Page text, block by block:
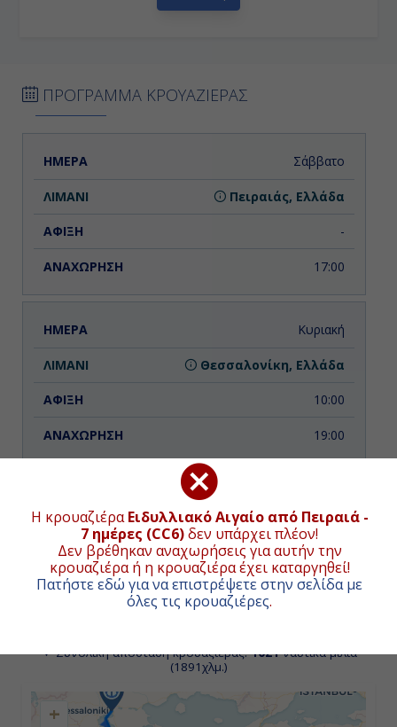
Η κρουαζιέραΕιδυλλιακό Αιγαίο από Πειραιά -
7 ημέρες (CC6)δεν υπάρχει πλέον!
Δεν βρέθηκαν αναχωρήσεις για αυτήν την
κρουαζιέρα ή η κρουαζιέρα έχει καταργηθεί!
Πατήστε εδώ για να επιστρέψετε στην σελίδα με
όλες τις κρουαζιέρες.
ΠΡΟΓΡΑΜΜΑ ΚΡΟΥΑΖΙΕΡΑΣ
ΗΜΕΡΑ ΑΝΑΧΩΡΗΣΗ
Σάββατο
Πειραιάς, Ελλάδα
-
17:00
Κυριακή
Θεσσαλονίκη, Ελλάδα
10:00
19:00
Κουσάντασι (Αρχ. Έφεσος), Τουρκία
13:00
Ηράκλειο (Κρήτη), Ελλάδα
Σε ορισμένες ημερομηνίες αναχώρησεις ενδέχεται
να τροποποιείται η ροή των προσεγγίσεων. Οι
αναχωρήσεις από τις 2 Σεπτεμβρίου και έπειτα
πραγματοποιούνται με το κρουαζιερόπλοιο
Celestyal Journey.
ΧΑΡΤΗΣ ΚΡΟΥΑΖΙΕΡΑΣ
Συνολική απόσταση κρουαζιέρας:1021ναυτικά μίλια
(1891χλμ.)
+